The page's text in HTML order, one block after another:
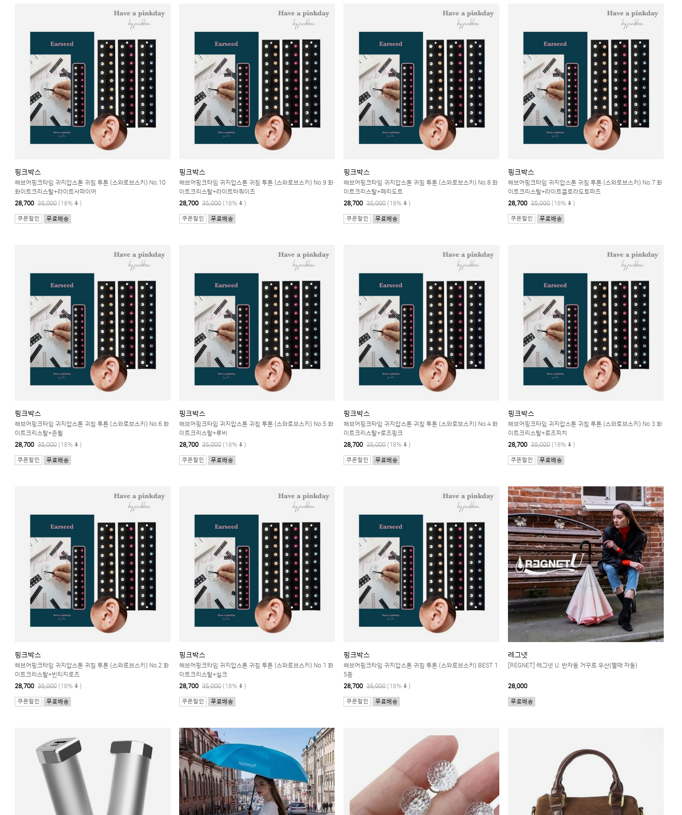
핑크박스
해브어핑크타임 귀지압스톤 귀침 투톤 (스와로브스키) No.10
화이트크리스탈+라이트사파이어
28,700 35,000 (18% )
핑크박스
해브어핑크타임 귀지압스톤 귀침 투톤 (스와로브스키) No.9 화
이트크리스탈+라이트터쿼이즈
28,700 35,000 (18% )
핑크박스
해브어핑크타임 귀지압스톤 귀침 투톤 (스와로브스키) No.8 화
이트크리스탈+페리도트
28,700 35,000 (18% )
핑크박스
해브어핑크타임 귀지압스톤 귀침 투톤 (스와로브스키) No.7 화
이트크리스탈+라이트콜로라도토파즈
28,700 35,000 (18% )
핑크박스
해브어핑크타임 귀지압스톤 귀침 투톤 (스와로브스키) No.6 화
이트크리스탈+존퀼
28,700 35,000 (18% )
핑크박스
해브어핑크타임 귀지압스톤 귀침 투톤 (스와로브스키) No.5 화
이트크리스탈+루비
28,700 35,000 (18% )
핑크박스
해브어핑크타임 귀지압스톤 귀침 투톤 (스와로브스키) No.4 화
이트크리스탈+로즈핑크
28,700 35,000 (18% )
핑크박스
해브어핑크타임 귀지압스톤 귀침 투톤 (스와로브스키) No.3 화
이트크리스탈+로즈피치
28,700 35,000 (18% )
핑크박스
해브어핑크타임 귀지압스톤 귀침 투톤 (스와로브스키) No.2 화
이트크리스탈+빈티지로즈
28,700 35,000 (18% )
핑크박스
해브어핑크타임 귀지압스톤 귀침 투톤 (스와로브스키) No.1 화
이트크리스탈+실크
28,700 35,000 (18% )
핑크박스
해브어핑크타임 귀지압스톤 귀침 투톤 (스와로브스키) BEST 1
5종
28,700 35,000 (18% )
레그넷
[REGNET] 레그넷 U. 반자동 거꾸로 우산(펼때 자동)
28,000